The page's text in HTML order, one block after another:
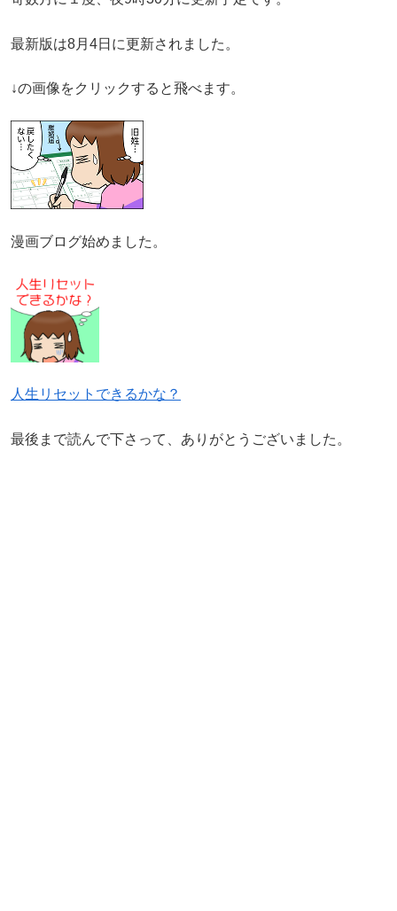
最新版は8月4日に更新されました。
↓の画像をクリックすると飛べます。
漫画ブログ始めました。
人生リセットできるかな？
最後まで読んで下さって、ありがとうございました。